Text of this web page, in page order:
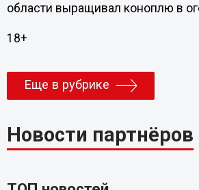
области выращивал коноплю в
18+
Еще в рубрике
Новости партнёров